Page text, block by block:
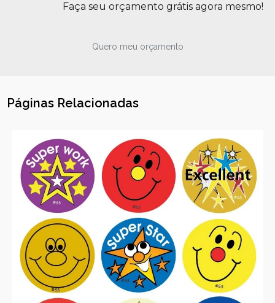
Faça seu orçamento grátis agora mesmo!
Quero meu orçamento
Páginas Relacionadas